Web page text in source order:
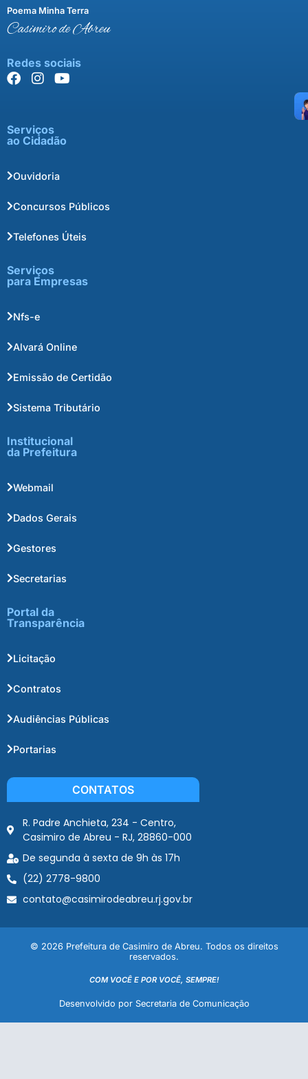
Poema Minha Terra
Casimiro de Abreu
Redes sociais
Serviços
ao Cidadão
Ouvidoria
Concursos Públicos
Telefones Úteis
Serviços
para Empresas
Nfs-e
Alvará Online
Emissão de Certidão
Sistema Tributário
Institucional
da Prefeitura
Webmail
Dados Gerais
Gestores
Secretarias
Portal da
Transparência
Licitação
Contratos
Audiências Públicas
Portarias
CONTATOS
R. Padre Anchieta, 234 - Centro,
Casimiro de Abreu - RJ, 28860-000
De segunda à sexta de 9h às 17h
(22) 2778-9800
contato@casimirodeabreu.rj.gov.br
© 2026 Prefeitura de Casimiro de Abreu. Todos os direitos
reservados.
COM VOCÊ E POR VOCÊ, SEMPRE!
Desenvolvido por Secretaria de Comunicação